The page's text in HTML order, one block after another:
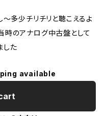
多少チリチリと聴こえるよ
のアナログ中古盤として
した
available